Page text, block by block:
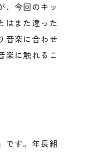
、今回のキッ
はまた違った
音楽に合わせ
楽に触れるこ
です。年長組